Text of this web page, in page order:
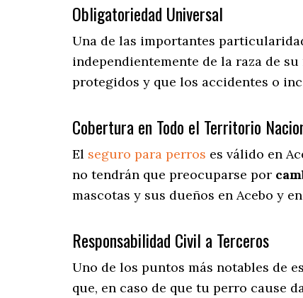
Obligatoriedad Universal
Una de las importantes
independientemente de la raza de
protegidos y que los accidentes o
Cobertura en Todo el Territorio
El seguro para perros es válido en
no tendrán que preocuparse por
mascotas y sus dueños en Acebo y
Responsabilidad Civil a Terceros
Uno de los puntos más notables de
que, en caso de que tu perro cause